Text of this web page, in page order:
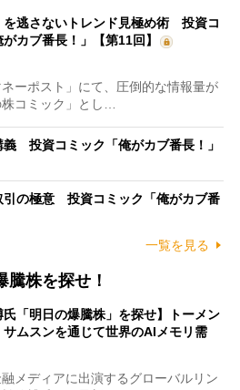
を逃さないトレンド見極め術 投資コ
がカブ番長！」【第11回】
ーポスト」にて、圧倒的な情報量が
コミック」とし…
投資コミック「俺がカブ番長！」
引の極意 投資コミック「俺がカブ番
一覧を見る
騰株を探せ！
氏「明日の爆騰株」を探せ】トーメン
サムスンを通じて世界のAIメモリ需
メディアに出演するグローバルリン